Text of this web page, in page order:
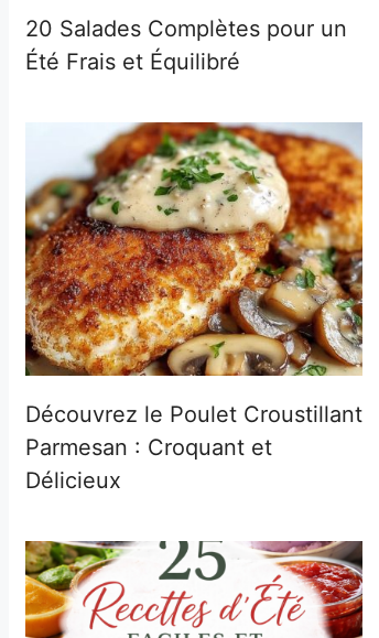
20 Salades Complètes pour un
Été Frais et Équilibré
Découvrez le Poulet Croustillant
Parmesan : Croquant et
Délicieux